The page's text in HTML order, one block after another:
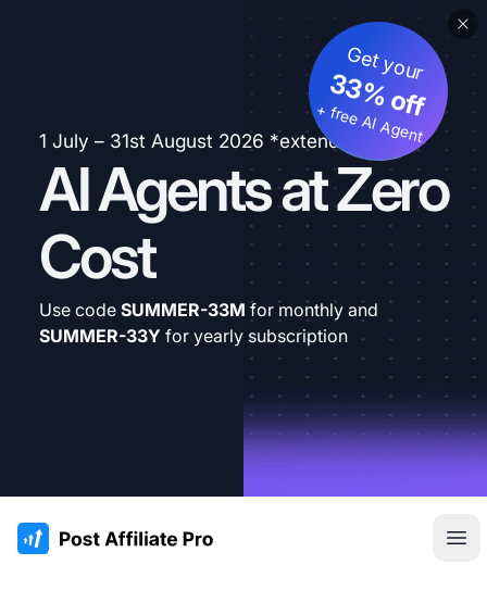
1 July – 31st August 2026 *extended
AI Agents at Zero
Cost
Get your
33% off
+ free AI Agent
Use code SUMMER-33M for monthly and
SUMMER-33Y for yearly subscription
:site.title